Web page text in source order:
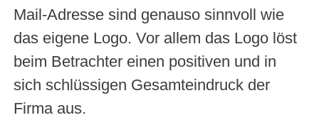
Mail-Adresse sind genauso sinnvoll wie
das eigene Logo. Vor allem das Logo löst
beim Betrachter einen positiven und in
sich schlüssigen Gesamteindruck der
Firma aus.